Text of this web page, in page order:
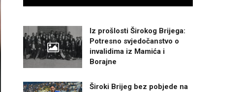
Iz prošlosti Širokog Brijega:
Potresno svjedočanstvo o
invalidima iz Mamića i
Borajne
Široki Brijeg bez pobjede na